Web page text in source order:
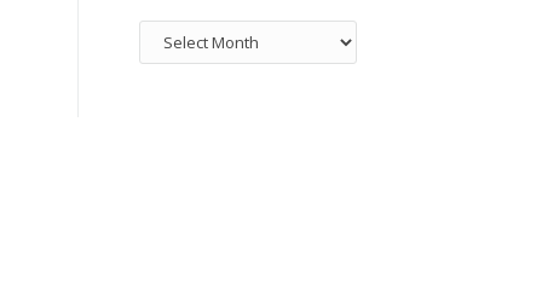
Архив